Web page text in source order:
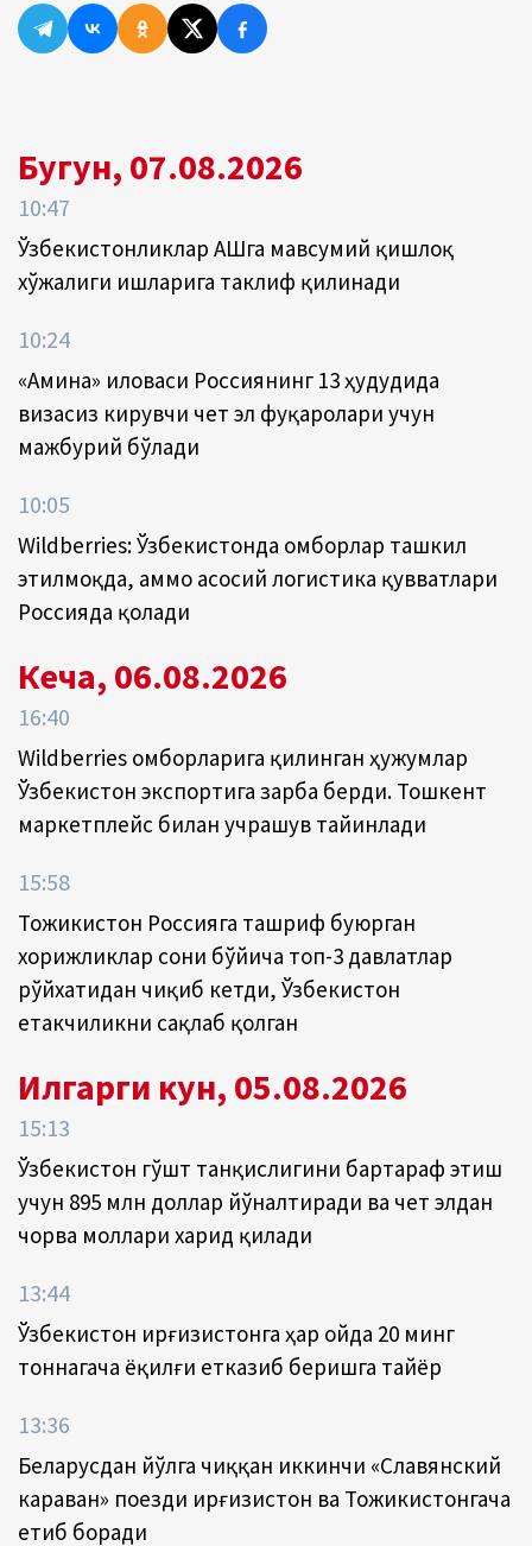
Бугун, 07.08.2026
10:47
Ўзбекистонликлар АҚШга мавсумий қишлоқ
хўжалиги ишларига таклиф қилинади
10:24
«Амина» иловаси Россиянинг 13 ҳудудида
визасиз кирувчи чет эл фуқаролари учун
мажбурий бўлади
10:05
Wildberries: Ўзбекистонда омборлар ташкил
этилмоқда, аммо асосий логистика қувватлари
Россияда қолади
Кеча, 06.08.2026
16:40
Wildberries омборларига қилинган ҳужумлар
Ўзбекистон экспортига зарба берди. Тошкент
маркетплейс билан учрашув тайинлади
15:58
Тожикистон Россияга ташриф буюрган
хорижликлар сони бўйича топ-3 давлатлар
рўйхатидан чиқиб кетди, Ўзбекистон
етакчиликни сақлаб қолган
Илгарги кун, 05.08.2026
15:13
Ўзбекистон гўшт танқислигини бартараф этиш
учун 895 млн доллар йўналтиради ва чет элдан
чорва моллари харид қилади
13:44
Ўзбекистон Қирғизистонга ҳар ойда 20 минг
тоннагача ёқилғи етказиб беришга тайёр
13:36
Беларусдан йўлга чиққан иккинчи «Славянский
караван» поезди Қирғизистон ва Тожикистонгача
етиб боради